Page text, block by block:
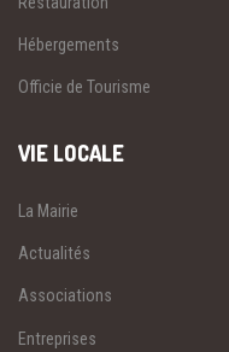
Hébergements
Officie de Tourisme
VIE LOCALE
La Mairie
Actualités
Associations
Entreprises